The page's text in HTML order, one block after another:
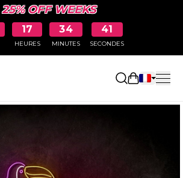
25% OFF WEEKS
17
HEURES
34
MINUTES
41
SECONDES
Ouvrir le